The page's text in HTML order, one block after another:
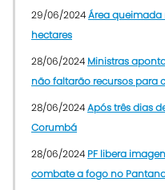
29/06/2024Área queimada
hectares
28/06/2024 Ministras
não faltarão recursos para
28/06/2024Após três dias
Corumbá
28/06/2024 PF libera
combate a fogo no